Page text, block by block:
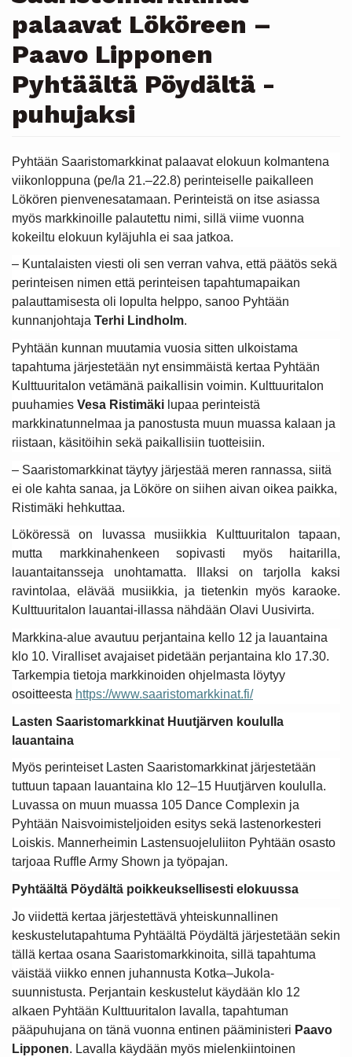
palaavat Lököreen –
Paavo Lipponen
Pyhtäältä Pöydältä -
puhujaksi
Pyhtään Saaristomarkkinat palaavat elokuun kolmantena
viikonloppuna (pe/la 21.–22.8) perinteiselle paikalleen
Lökören pienvenesatamaan. Perinteistä on itse asiassa
myös markkinoille palautettu nimi, sillä viime vuonna
kokeiltu elokuun kyläjuhla ei saa jatkoa.
– Kuntalaisten viesti oli sen verran vahva, että päätös sekä
perinteisen nimen että perinteisen tapahtumapaikan
palauttamisesta oli lopulta helppo, sanoo Pyhtään
kunnanjohtaja Terhi Lindholm.
Pyhtään kunnan muutamia vuosia sitten ulkoistama
tapahtuma järjestetään nyt ensimmäistä kertaa Pyhtään
Kulttuuritalon vetämänä paikallisin voimin. Kulttuuritalon
puuhamies Vesa Ristimäki lupaa perinteistä
markkinatunnelmaa ja panostusta muun muassa kalaan ja
riistaan, käsitöihin sekä paikallisiin tuotteisiin.
– Saaristomarkkinat täytyy järjestää meren rannassa, siitä
ei ole kahta sanaa, ja Lököre on siihen aivan oikea paikka,
Ristimäki hehkuttaa.
Lököressä on luvassa musiikkia Kulttuuritalon tapaan,
mutta markkinahenkeen sopivasti myös haitarilla,
lauantaitansseja unohtamatta. Illaksi on tarjolla kaksi
ravintolaa, elävää musiikkia, ja tietenkin myös karaoke.
Kulttuuritalon lauantai-illassa nähdään Olavi Uusivirta.
Markkina-alue avautuu perjantaina kello 12 ja lauantaina
klo 10. Viralliset avajaiset pidetään perjantaina klo 17.30.
Tarkempia tietoja markkinoiden ohjelmasta löytyy
osoitteesta https://www.saaristomarkkinat.fi/
Lasten Saaristomarkkinat Huutjärven koululla
lauantaina
Myös perinteiset Lasten Saaristomarkkinat järjestetään
tuttuun tapaan lauantaina klo 12–15 Huutjärven koululla.
Luvassa on muun muassa 105 Dance Complexin ja
Pyhtään Naisvoimisteljoiden esitys sekä lastenorkesteri
Loiskis. Mannerheimin Lastensuojeluliiton Pyhtään osasto
tarjoaa Ruffle Army Shown ja työpajan.
Pyhtäältä Pöydältä poikkeuksellisesti elokuussa
Jo viidettä kertaa järjestettävä yhteiskunnallinen
keskustelutapahtuma Pyhtäältä Pöydältä järjestetään sekin
tällä kertaa osana Saaristomarkkinoita, sillä tapahtuma
väistää viikko ennen juhannusta Kotka–Jukola-
suunnistusta. Perjantain keskustelut käydään klo 12
alkaen Pyhtään Kulttuuritalon lavalla, tapahtuman
pääpuhujana on tänä vuonna entinen pääministeri Paavo
Lipponen. Lavalla käydään myös mielenkiintoinen